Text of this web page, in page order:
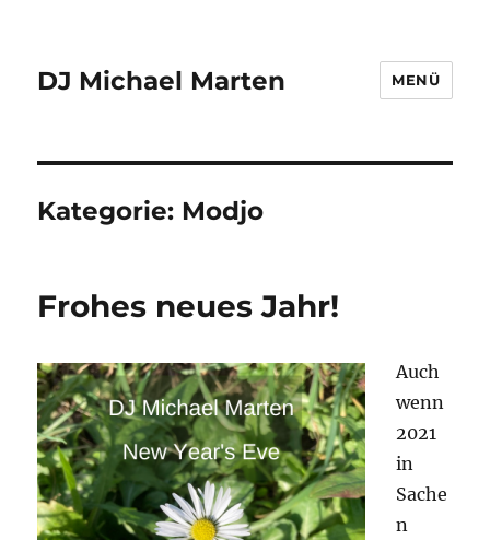
DJ Michael Marten MENÜ
Kategorie: Modjo
Frohes neues Jahr!
Auch
wenn
2021
in
Sache
n